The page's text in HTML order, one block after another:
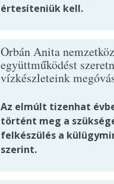
értesíteniük kell.
Orbán Anita
együttműködést
vízkészleteink
Az elmúlt tizenhat
történt meg a
felkészülés a
szerint.